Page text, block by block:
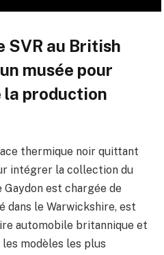
SVR au British
musée pour
la production
thermique noir quittant
intégrer la collection du
est chargée de
dans le Warwickshire, est
automobile britannique et
modèles les plus